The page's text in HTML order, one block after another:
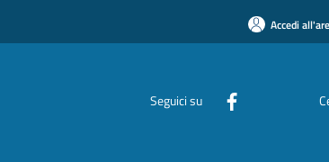
Accedi
Seguici su